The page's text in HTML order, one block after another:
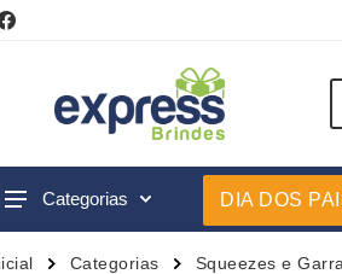
Categorias
Acessórios p/ Celular
DIA DOS
Categorias Squeezes e